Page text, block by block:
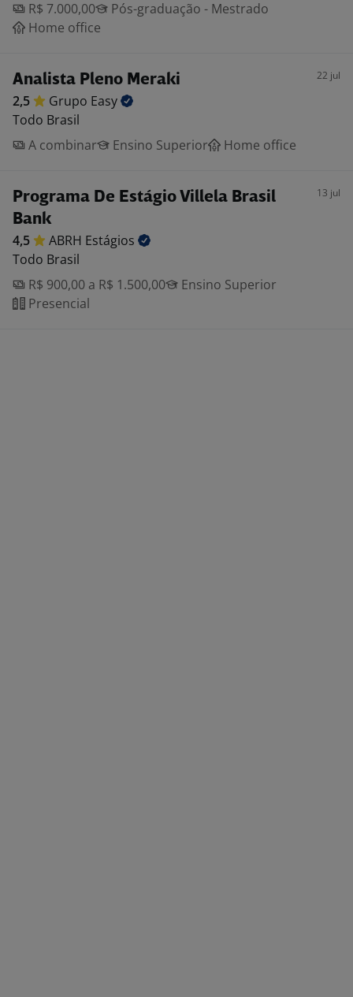
R$ 7.000,00
Pós-graduação - Mestrado
Home office
Analista Pleno Meraki 22 jul
2,5 Grupo Easy
Todo Brasil
A combinar
Ensino Superior Home office
Programa De Estágio Villela Brasil
Bank
13 jul
4,5 ABRH Estágios
Todo Brasil
R$ 900,00 a R$ 1.500,00
Ensino Superior
Presencial